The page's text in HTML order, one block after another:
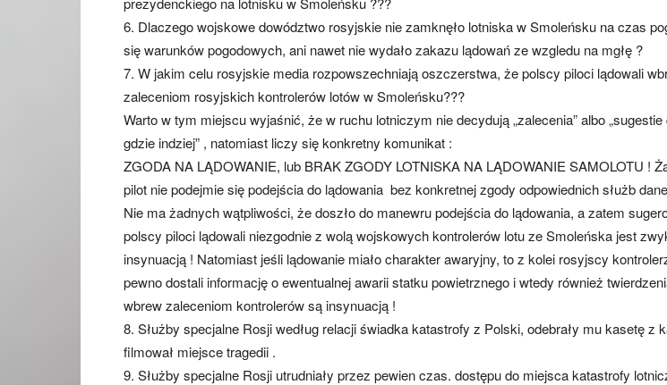
6. Dlaczego wojskowe dowództwo rosyjskie nie zamknęło lotniska w Smoleńsku na czas
się warunków pogodowych, ani nawet nie wydało zakazu lądowań ze wzgledu na mgłę ?
7. W jakim celu rosyjskie media rozpowszechniają oszczerstwa, że polscy piloci lądowali
zaleceniom rosyjskich kontrolerów lotów w Smoleńsku???
Warto w tym miejscu wyjaśnić, że w ruchu lotniczym nie decydują „zalecenia” albo „sugestie
gdzie indziej” , natomiast liczy się konkretny komunikat :
ZGODA NA LĄDOWANIE, lub BRAK ZGODY LOTNISKA NA LĄDOWANIE SAMOLOTU !
pilot nie podejmie się podejścia do lądowania bez konkretnej zgody odpowiednich służb
Nie ma żadnych wątpliwości, że doszło do manewru podejścia do lądowania, a zatem
polscy piloci lądowali niezgodnie z wolą wojskowych kontrolerów lotu ze Smoleńska jest
insynuacją ! Natomiast jeśli lądowanie miało charakter awaryjny, to z kolei rosyjscy
pewno dostali informację o ewentualnej awarii statku powietrznego i wtedy również
wbrew zaleceniom kontrolerów są insynuacją !
8. Służby specjalne Rosji według relacji świadka katastrofy z Polski, odebrały mu kasetę z
filmował miejsce tragedii .
9. Służby specjalne Rosji utrudniały przez pewien czas. dostępu do miejsca katastrofy